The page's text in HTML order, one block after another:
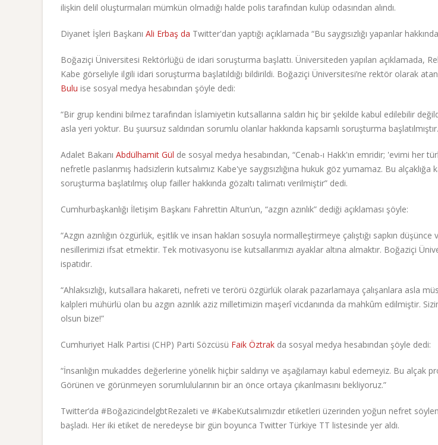
ilişkin delil oluşturmaları mümkün olmadığı halde polis tarafından kulüp odasından alındı.
Diyanet İşleri Başkanı Ali Erbaş da Twitter'dan yaptığı açıklamada “Bu saygısızlığı yapanlar
Boğaziçi Üniversitesi Rektörlüğü de idari soruşturma başlattı. Üniversiteden yapılan açıklamada,
Kabe görseliyle ilgili idari soruşturma başlatıldığı bildirildi. Boğaziçi Üniversitesi’ne rektör olarak
Bulu ise sosyal medya hesabından şöyle dedi:
“Bir grup kendini bilmez tarafından İslamiyetin kutsallarına saldırı hiç bir şekilde kabul edilebilir
asla yeri yoktur. Bu şuursuz saldırıdan sorumlu olanlar hakkında kapsamlı soruşturma
Adalet Bakanı Abdülhamit Gül de sosyal medya hesabından, “Cenab-ı Hakk'ın emridir; 'evimi her
nefretle paslanmış hadsizlerin kutsalımız Kabe'ye saygısızlığına hukuk göz yumamaz. Bu alçaklığa
soruşturma başlatılmış olup failler hakkında gözaltı talimatı verilmiştir” dedi.
Cumhurbaşkanlığı İletişim Başkanı Fahrettin Altun’un, “azgın azınlık” dediği açıklaması şöyle:
“Azgın azınlığın özgürlük, eşitlik ve insan hakları sosuyla normalleştirmeye çalıştığı sapkın düşünce
nesillerimizi ifsat etmektir. Tek motivasyonu ise kutsallarımızı ayaklar altına almaktır. Boğaziçi
ispatıdır.
“Ahlaksızlığı, kutsallara hakareti, nefreti ve terörü özgürlük olarak pazarlamaya çalışanlara asla
kalpleri mühürlü olan bu azgın azınlık aziz milletimizin maşerî vicdanında da mahkûm edilmiştir.
olsun bize!”
Cumhuriyet Halk Partisi (CHP) Parti Sözcüsü Faik Öztrak da sosyal medya hesabından şöyle dedi:
“İnsanlığın mukaddes değerlerine yönelik hiçbir saldırıyı ve aşağılamayı kabul edemeyiz. Bu alçak
Görünen ve görünmeyen sorumlulularının bir an önce ortaya çıkarılmasını bekliyoruz.”
Twitter’da #BoğazicindelgbtRezaleti ve #KabeKutsalımızdır etiketleri üzerinden yoğun nefret
başladı. Her iki etiket de neredeyse bir gün boyunca Twitter Türkiye TT listesinde yer aldı.